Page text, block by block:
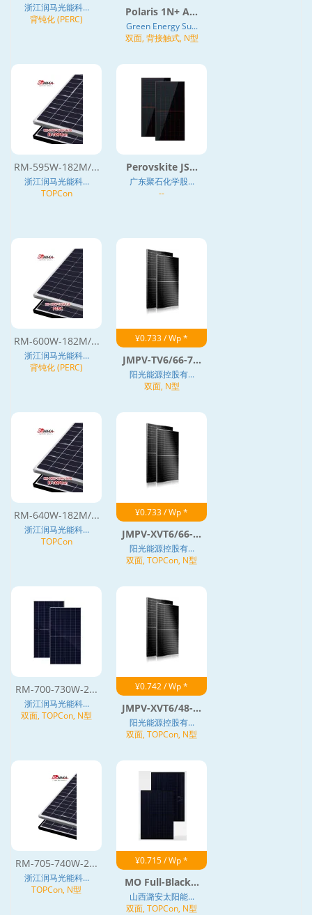
浙江润马光能科...
背钝化 (PERC)
Polaris 1N+ A...
Green Energy Su...
双面, 背接触式, N型
RM-595W-182M/...
浙江润马光能科...
TOPCon
Perovskite JS...
广东聚石化学股...
--
RM-600W-182M/...
浙江润马光能科...
背钝化 (PERC)
¥0.733 / Wp *
JMPV-TV6/66-7...
阳光能源控股有...
双面, N型
RM-640W-182M/...
浙江润马光能科...
TOPCon
¥0.733 / Wp *
JMPV-XVT6/66-...
阳光能源控股有...
双面, TOPCon, N型
RM-700-730W-2...
浙江润马光能科...
双面, TOPCon, N型
¥0.742 / Wp *
JMPV-XVT6/48-...
阳光能源控股有...
双面, TOPCon, N型
RM-705-740W-2...
浙江润马光能科...
TOPCon, N型
¥0.715 / Wp *
MO Full-Black...
山西潞安太阳能...
双面, TOPCon, N型